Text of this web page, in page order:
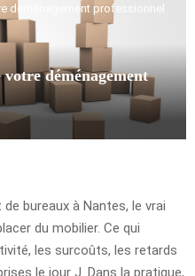
déménagement professionnel
votre déménagement
bureaux à Nantes, le vrai
du mobilier. Ce qui
les surcoûts, les retards
le jour J. Dans la pratique,